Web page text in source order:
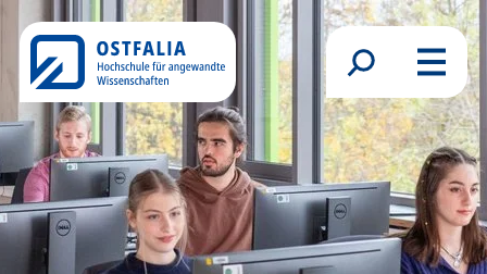
Direkt zum Inhalt
Suchformular
Menü